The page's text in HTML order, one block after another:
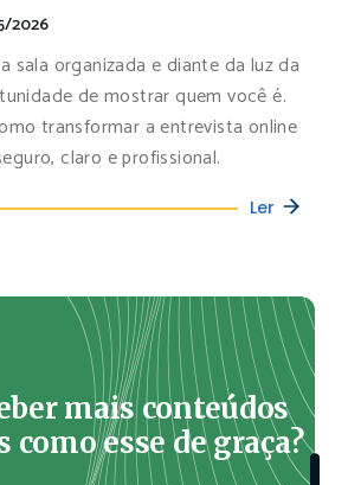
2026
sala organizada e diante da luz da
de mostrar quem você é.
transformar a entrevista online
claro e profissional.
Ler
mais conteúdos
esse de graça?